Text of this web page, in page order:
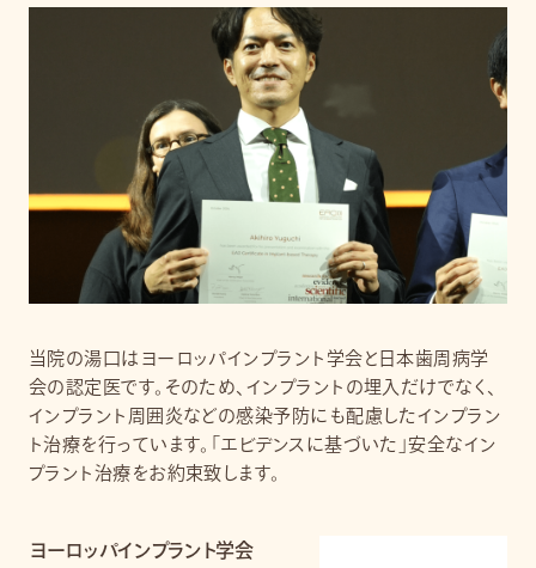
当院の湯口はヨーロッパインプラント学会と日本歯周病学
会の認定医です。そのため、インプラントの埋入だけでなく、
インプラント周囲炎などの感染予防にも配慮したインプラン
ト治療を行っています。「エビデンスに基づいた」安全なイン
プラント治療をお約束致します。
ヨーロッパインプラント学会